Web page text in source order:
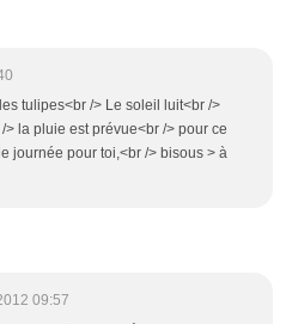
tulipes<br /> Le soleil luit<br />
la pluie est prévue<br /> pour ce
journée pour toi,<br /> bisous > à
09:57